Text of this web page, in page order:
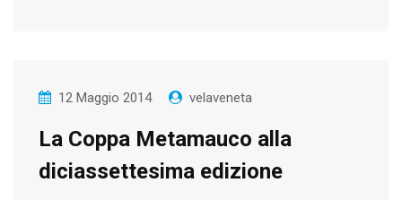
12 Maggio 2014 velaveneta
La Coppa Metamauco alla
diciassettesima edizione